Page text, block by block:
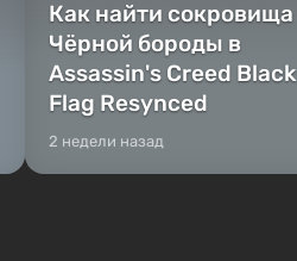
Как найти сокровища
Чёрной бороды в
Assassin's Creed Black
Flag Resynced
2 недели назад